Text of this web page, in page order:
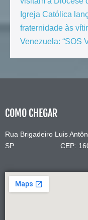
Igreja Católica
fraternidade às
Venezuela: “SOS
COMO CHEGAR
Rua Brigadeiro Luis
SP CEP: